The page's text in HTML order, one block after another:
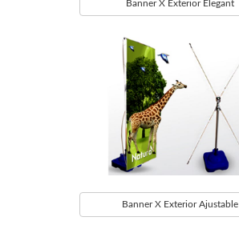
Banner X Exterior Elegant
Banner X Exterior Ajustable